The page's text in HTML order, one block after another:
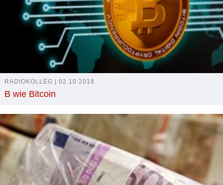
RADIOKOLLEG | 02 10 2018
B wie Bitcoin